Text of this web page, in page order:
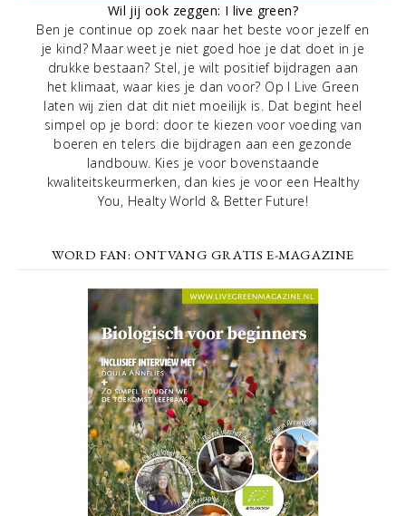
Wil jij ook zeggen: I live green?
Ben je continue op zoek naar het beste voor jezelf en
je kind? Maar weet je niet goed hoe je dat doet in je
drukke bestaan? Stel, je wilt positief bijdragen aan
het klimaat, waar kies je dan voor? Op I Live Green
laten wij zien dat dit niet moeilijk is. Dat begint heel
simpel op je bord: door te kiezen voor voeding van
boeren en telers die bijdragen aan een gezonde
landbouw. Kies je voor bovenstaande
kwaliteitskeurmerken, dan kies je voor een Healthy
You, Healty World & Better Future!
WORD FAN: ONTVANG GRATIS E-MAGAZINE